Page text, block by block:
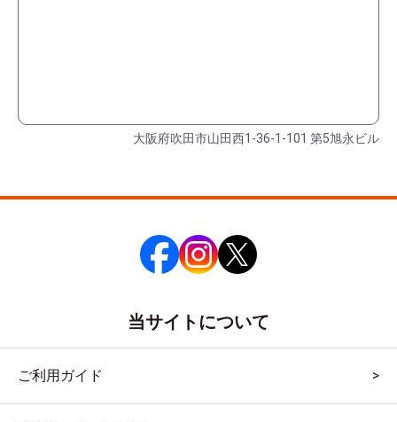
大阪府吹田市山田西1-36-1-101 第5旭永ビル
当サイトについて
ご利用ガイド